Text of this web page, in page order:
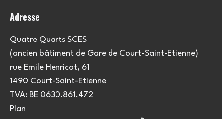
Adresse
Quatre Quarts SCES
(ancien bâtiment de Gare de Court-Saint-Etienne)
rue Emile Henricot, 61
1490 Court-Saint-Etienne
TVA: BE 0630.861.472
Plan